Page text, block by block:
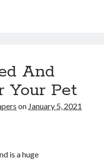
And
Your Pet
on January 5, 2021
is a huge